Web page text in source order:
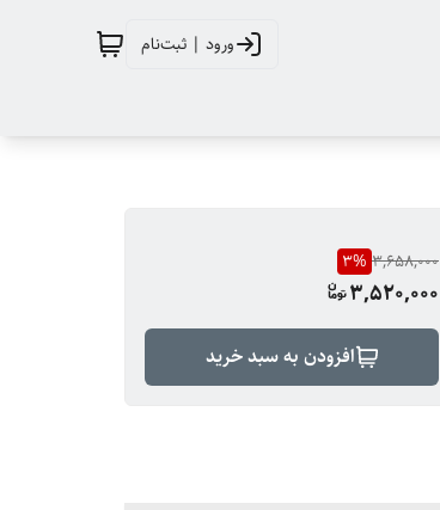
ورود | ثبت‌نام
3,658,000
3%
3,520,000
افزودن به سبد خرید